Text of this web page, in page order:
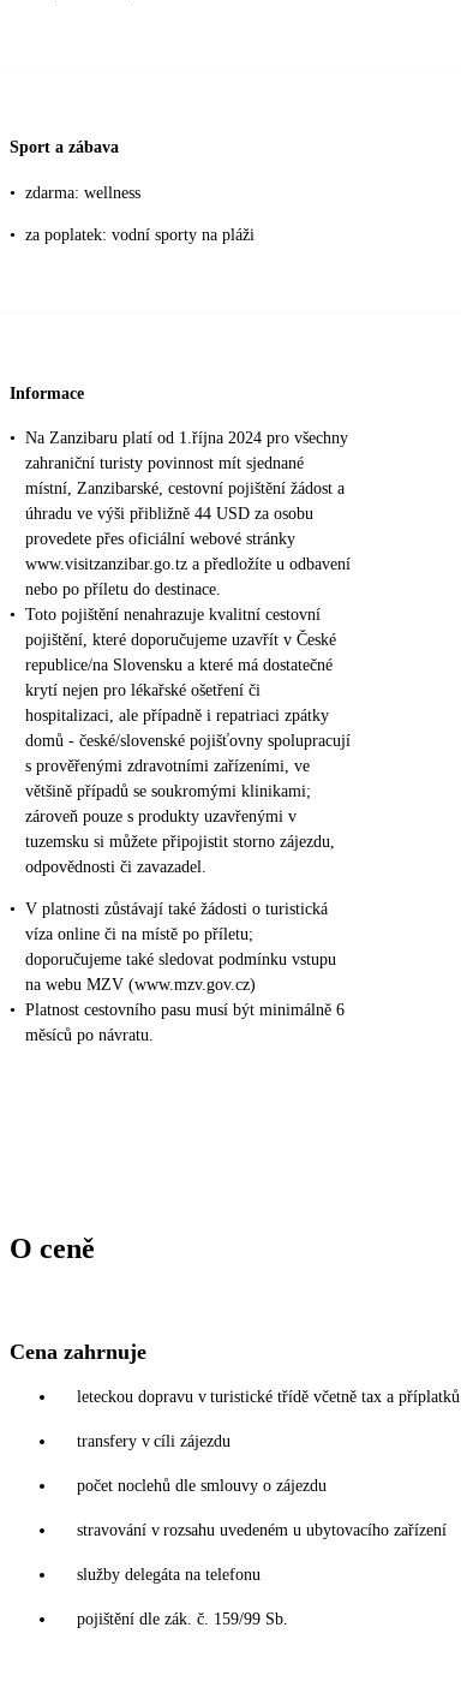
Sport a zábava
• zdarma: wellness
• za poplatek: vodní sporty na pláži
Informace
• Na Zanzibaru platí od 1.října 2024 pro všechny
zahraniční turisty povinnost mít sjednané
místní, Zanzibarské, cestovní pojištění žádost a
úhradu ve výši přibližně 44 USD za osobu
provedete přes oficiální webové stránky
www.visitzanzibar.go.tz a předložíte u odbavení
nebo po příletu do destinace.
• Toto pojištění nenahrazuje kvalitní cestovní
pojištění, které doporučujeme uzavřít v České
republice/na Slovensku a které má dostatečné
krytí nejen pro lékařské ošetření či
hospitalizaci, ale případně i repatriaci zpátky
domů - české/slovenské pojišťovny spolupracují
s prověřenými zdravotními zařízeními, ve
většině případů se soukromými klinikami;
zároveň pouze s produkty uzavřenými v
tuzemsku si můžete připojistit storno zájezdu,
odpovědnosti či zavazadel.
• V platnosti zůstávají také žádosti o turistická
víza online či na místě po příletu;
doporučujeme také sledovat podmínku vstupu
na webu MZV (www.mzv.gov.cz)
• Platnost cestovního pasu musí být minimálně 6
měsíců po návratu.
O ceně
Cena zahrnuje
leteckou dopravu v turistické třídě včetně tax a příplatků
transfery v cíli zájezdu
počet noclehů dle smlouvy o zájezdu
stravování v rozsahu uvedeném u ubytovacího zařízení
služby delegáta na telefonu
pojištění dle zák. č. 159/99 Sb.